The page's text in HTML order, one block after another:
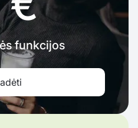
funkcijos